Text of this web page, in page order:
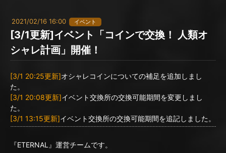
2021/02/16 16:00 イベント
[3/1更新]イベント「コインで交換！ 人類オ
シャレ計画」開催！
[3/1 20:25更新]オシャレコインについての補足を追加しまし
た。
[3/1 20:08更新]イベント交換所の交換可能期間を変更しまし
た。
[3/1 13:15更新]イベント交換所の交換可能期間を追記しました。
『ETERNAL』運営チームです。